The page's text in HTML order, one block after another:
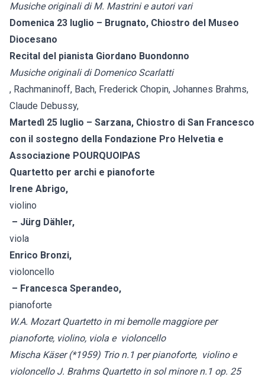
Musiche originali di M. Mastrini e autori vari
Domenica 23 luglio – Brugnato, Chiostro del Museo
Diocesano
Recital del pianista Giordano Buondonno
Musiche originali di Domenico Scarlatti
, Rachmaninoff, Bach, Frederick Chopin, Johannes Brahms,
Claude Debussy,
Martedì 25 luglio – Sarzana, Chiostro di San Francesco
con il sostegno della Fondazione Pro Helvetia e
Associazione POURQUOIPAS
Quartetto per archi e pianoforte
Irene Abrigo,
violino
– Jürg Dähler,
viola
Enrico Bronzi,
violoncello
– Francesca Sperandeo,
pianoforte
W.A. Mozart Quartetto in mi bemolle maggiore per
pianoforte, violino, viola e violoncello
Mischa Käser (*1959) Trio n.1 per pianoforte, violino e
violoncello J. Brahms Quartetto in sol minore n.1 op. 25